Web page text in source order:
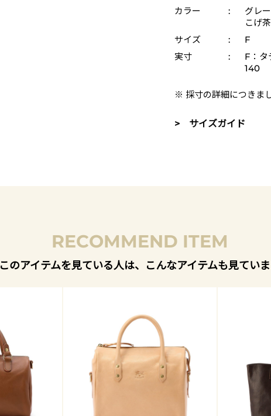
カラー
:
グレ
こげ
サイズ
:
F
実寸
:
F：タ
140
※ 採寸の詳細につきま
> サイズガイド
RECOMMEND ITEM
このアイテムを見ている人は、こんなアイテムも見てい